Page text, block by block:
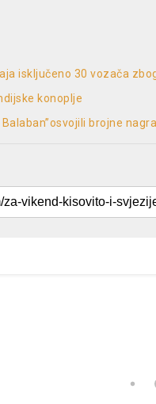
isključeno 30 vozača
konoplje
brojne